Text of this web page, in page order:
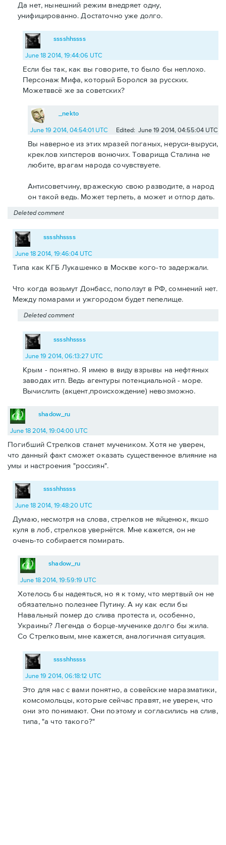
Да нет, нынешний режим внедряет одну,
унифицированно. Достаточно уже долго.
sssshhssss
June 18 2014, 19:44:06 UTC
Если бы так, как вы говорите, то было бы неплохо.
Персонаж Мифа, который Боролся за русских.
Можетввсё же за советских?
_nekto
June 19 2014, 04:54:01 UTC Edited: June 19 2014, 04:55:04 UTC
Вы наверное из этих мразей поганых, неруси-выруси,
креклов хипстеров вонючих. Товарища Сталина не
любите, врагам народа сочувствуете.
Антисоветчину, вражескую свою разводите, а народ
он такой ведь. Может терпеть, а может и отпор дать.
Deleted comment
sssshhssss
June 18 2014, 19:46:04 UTC
Типа как КГБ Лукашенко в Москве кого-то задержали.
Что когда возьмут Донбасс, поползут в РФ, сомнений нет.
Между помарами и ужгородом будет пепелище.
Deleted comment
sssshhssss
June 19 2014, 06:13:27 UTC
Крым - понятно. Я имею в виду взрывы на нефтяных
заводах итп. Ведь агентуры потенциальной - море.
Вычислить (акцент,происхождение) невозможно.
shadow_ru
June 18 2014, 19:04:00 UTC
Погибший Стрелков станет мучеником. Хотя не уверен,
что данный факт сможет оказать существенное влияние на
умы и настроения "россиян".
sssshhssss
June 18 2014, 19:48:20 UTC
Думаю, несмотря на слова, стрелков не яйценюк, якшо
куля в лоб, стрелков увернётся. Мне кажется, он не
очень-то собирается помирать.
shadow_ru
June 18 2014, 19:59:19 UTC
Хотелось бы надеяться, но я к тому, что мертвый он не
обязательно полезнее Путину. А ну как если бы
Навальный помер до слива протеста и, особенно,
Украины? Легенда о борце-мученике долго бы жила.
Со Стрелковым, мне кажется, аналогичная ситуация.
sssshhssss
June 19 2014, 06:18:12 UTC
Это для нас с вами понятно, а совейские маразматики,
комсомольцы, которые сейчас правят, не уверен, что
они это понимают. Они поэтому и согласились на слив,
типа, "а что такого?"